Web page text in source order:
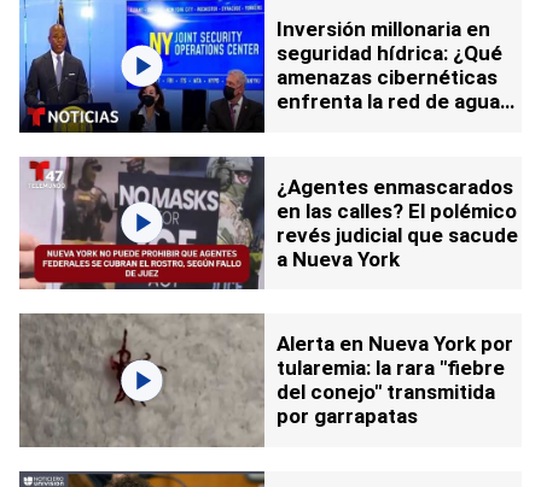
Inversión millonaria en
seguridad hídrica: ¿Qué
amenazas cibernéticas
enfrenta la red de agua
¿Agentes enmascarados
en las calles? El polémico
revés judicial que sacude
a Nueva York
Alerta en Nueva York por
tularemia: la rara "fiebre
del conejo" transmitida
por garrapatas